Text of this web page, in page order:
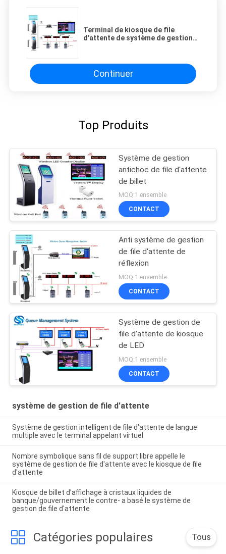
Terminal de kiosque de file
d'attente de système de gestion
d'affichage à cristaux liquides
Continuer
Top Produits
Système de gestion
antichoc de file d'attente
de billet
MOQ:1 ensemble
CONTACT
Anti système de gestion
de file d'attente de
réflexion
MOQ:1 ensemble
CONTACT
Système de gestion de
file d'attente de kiosque
de LED
MOQ:1 ensemble
CONTACT
système de gestion de file d'attente
Système de gestion intelligent de file d'attente de langue
multiple avec le terminal appelant virtuel
Nombre symbolique sans fil de support libre appelle le
système de gestion de file d'attente avec le kiosque de file
d'attente
Kiosque de billet d'affichage à cristaux liquides de
banque/gouvernement le contre- a basé le système de
gestion de file d'attente
Catégories populaires Tous